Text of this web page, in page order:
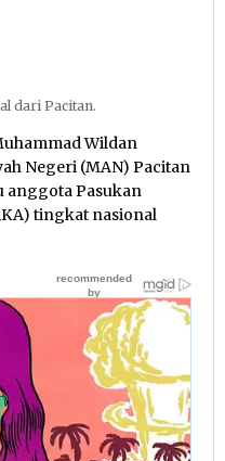
dari Pacitan.
Wildan
Negeri (MAN) Pacitan
anggota Pasukan
tingkat nasional